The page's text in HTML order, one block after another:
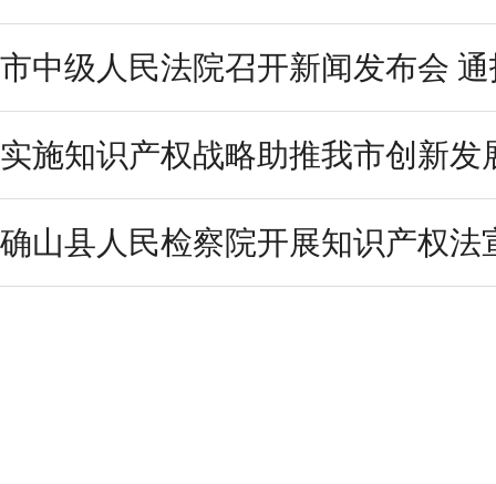
市中级人民法院召开新闻发布会
实施知识产权战略助推我市创新发
确山县人民检察院开展知识产权法